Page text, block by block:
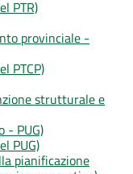
PTR)
provinciale -
PTCP)
strutturale e
- PUG)
PUG)
pianificazione